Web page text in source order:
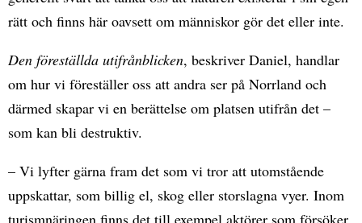
rätt och finns här oavsett om människor gör det eller inte.
Den föreställda utifrånblicken, beskriver Daniel, handlar
om hur vi föreställer oss att andra ser på Norrland och
därmed skapar vi en berättelse om platsen utifrån det –
som kan bli destruktiv.
– Vi lyfter gärna fram det som vi tror att utomstående
uppskattar, som billig el, skog eller storslagna vyer. Inom
turismnäringen finns det till exempel aktörer som försöker